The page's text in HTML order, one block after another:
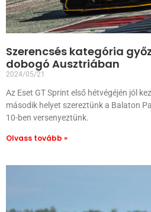
Szerencsés kategória
dobogó Ausztriában
2024/05/21
Az Eset GT Sprint első hétvégéjén jól
második helyet szereztünk a Balaton
10-ben versenyeztünk.
Olvass tovább »